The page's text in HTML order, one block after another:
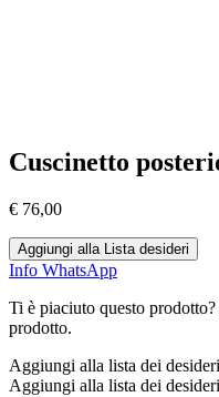
Cuscinetto
€ 76,00
Aggiungi alla Lista desideri
Info WhatsApp
Ti è piaciuto questo
prodotto.
Aggiungi alla lista dei desideri
Aggiungi alla lista dei desideri